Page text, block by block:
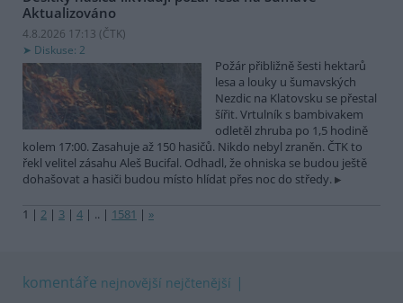
Aktualizováno
4.8.2026 17:13 (ČTK)
Diskuse: 2
Požár přibližně šesti hektarů
lesa a louky u šumavských
Nezdic na Klatovsku se přestal
šířit. Vrtulník s bambivakem
odletěl zhruba po 1,5 hodině
kolem 17:00. Zasahuje až 150 hasičů. Nikdo nebyl zraněn. ČTK to
řekl velitel zásahu Aleš Bucifal. Odhadl, že ohniska se budou ještě
dohašovat a hasiči budou místo hlídat přes noc do středy.
1 | 2 | 3 | 4 | .. | 1581 | »
komentáře nejnovější nejčtenější